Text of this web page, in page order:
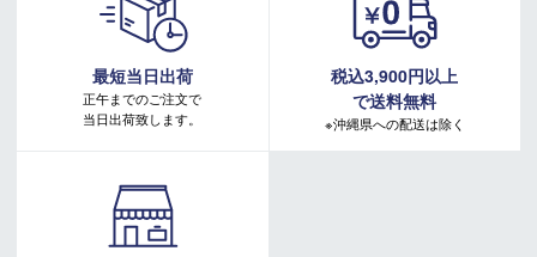
＊店頭在庫と共有をしております。タイミングにより完売す
る場合がございます。
＊当WEBサイトにてビンディングを同時購入及びお持込みの
場合、取付工賃は無料です。
＊商品に質問などある場合は、ご購入前にショップまでお問
最短当日出荷
正午までのご注文で
当日出荷致します。
税込3,900円以上
で送料無料
※沖縄県への配送は除く